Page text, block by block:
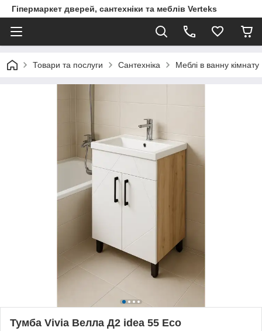
Гіпермаркет дверей, сантехніки та меблів Verteks
Товари та послуги Сантехніка Меблі в ванну кімнату
Тумба Vivia Велла Д2 idea 55 Есо